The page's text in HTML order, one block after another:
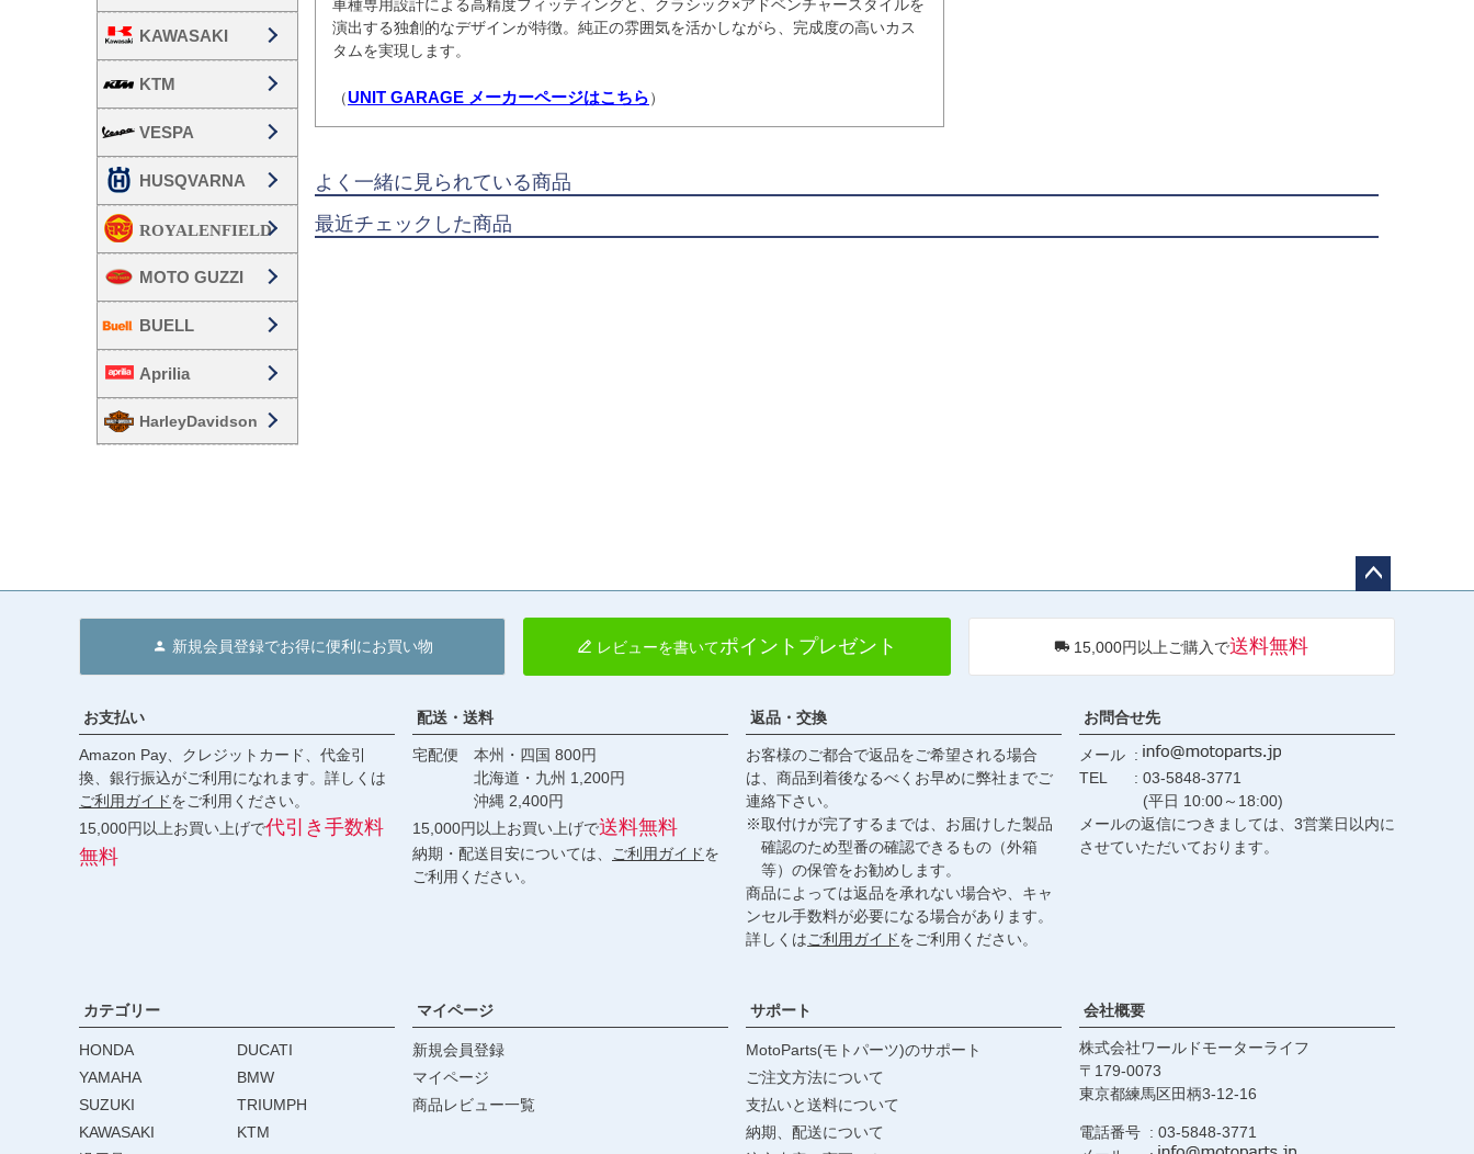
KAWASAKI
KTM
VESPA
HUSQVARNA
MOTO GUZZI
BUELL
Aprilia
HarleyDavidson
車種専用設計による高精度フィッティングと、クラシック×アドベンチャースタイルを
演出する独創的なデザインが特徴。純正の雰囲気を活かしながら、完成度の高いカス
タムを実現します。
（UNIT GARAGE メーカーページはこちら）
よく一緒に見られている商品
最近チェックした商品
へ
新規会員登録でお得に便利にお買い物 レビューを書いてポイントプレゼント 15,000円以上ご購入で送料無料
お支払い
Amazon Pay、クレジットカード、代金引
換、銀行振込がご利用になれます。詳しくは
ご利用ガイドをご利用ください。
15,000円以上お買い上げで代引き手数料
無料
配送・送料
宅配便 本州・四国 800円
北海道・九州 1,200円
沖縄 2,400円
15,000円以上お買い上げで送料無料
納期・配送目安については、 ご利用ガイドを
ご利用ください。
返品・交換
お客様のご都合で返品をご希望される場合
は、商品到着後なるべくお早めに弊社までご
連絡下さい。
※取付けが完了するまでは、お届けした製品
確認のため型番の確認できるもの（外箱
等）の保管をお勧めします。
商品によっては返品を承れない場合や、キャ
ンセル手数料が必要になる場合があります。
詳しくはご利用ガイドをご利用ください。
お問合せ先
メール
TEL
03-5848-3771
(平日 10:00～18:00)
メールの返信につきましては、3営業日以内に
させていただいております。
カテゴリー
HONDA
YAMAHA
SUZUKI
KAWASAKI
DUCATI
BMW
TRIUMPH
KTM
マイページ
新規会員登録
マイページ
商品レビュー一覧
サポート
MotoParts(モトパーツ)のサポート
ご注文方法について
支払いと送料について
納期、配送について
会社概要
株式会社ワールドモーターライフ
179-0073
東京都練馬区田柄3-12-16
電話番号
03-5848-3771